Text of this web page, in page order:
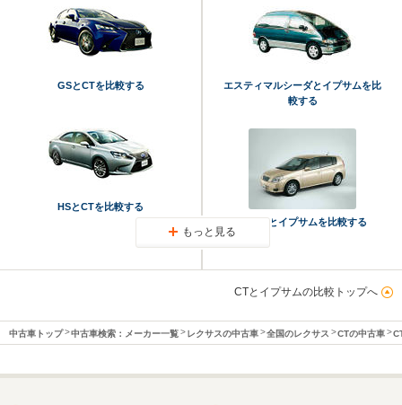
GSとCTを比較する
HSとCTを比較する
エスティマルシーダとイプサムを比
較する
オーパとイプサムを比較する
もっと見る
CTとイプサムの比較トップへ
中古車トップ 中古車検索：メーカー一覧 レクサスの中古車 全国のレクサス CTの中古車